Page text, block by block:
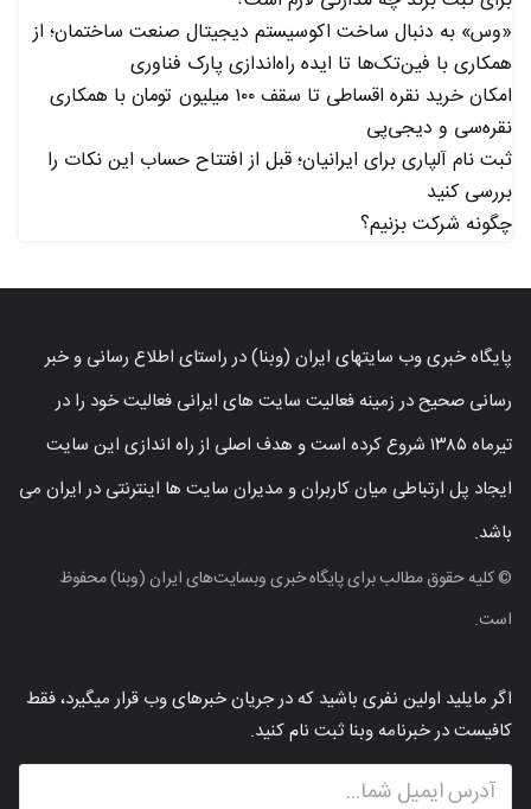
«وس» به دنبال ساخت اکوسیستم دیجیتال صنعت ساختمان؛ از
همکاری با فین‌تک‌ها تا ایده راه‌اندازی پارک فناوری
امکان خرید نقره اقساطی تا سقف ۱۰۰ میلیون تومان با همکاری
نقره‌سی و دیجی‌پی
ثبت نام آلپاری برای ایرانیان؛ قبل از افتتاح حساب این نکات را
بررسی کنید
چگونه شرکت بزنیم؟
پایگاه خبری وب سایتهای ایران (وبنا) در راستای اطلاع رسانی و خبر
رسانی صحیح در زمینه فعالیت سایت های ایرانی فعالیت خود را در
تیرماه ۱۳۸۵ شروع کرده است و هدف اصلی از راه اندازی این سایت
ایجاد پل ارتباطی میان کاربران و مدیران سایت ها اینترنتی در ایران می
باشد.
© کلیه حقوق مطالب برای پایگاه خبری وبسایت‌های ایران (وبنا) محفوظ
است.
اگر مایلید اولین نفری باشید که در جریان خبرهای وب قرار میگیرد، فقط
کافیست در خبرنامه وبنا ثبت نام کنید.